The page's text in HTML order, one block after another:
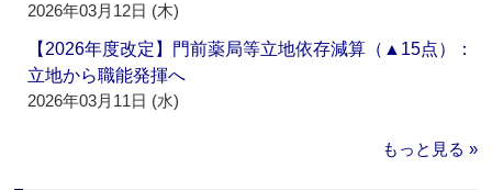
2026年03月12日 (木)
【2026年度改定】門前薬局等立地依存減算（▲15点）：
立地から職能発揮へ
2026年03月11日 (水)
もっと見る »